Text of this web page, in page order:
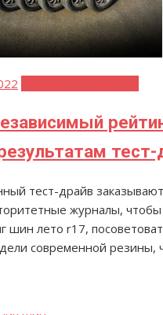
тест-
тест-драйв
журналы, чтобы
шин лето r17,
современной резины,